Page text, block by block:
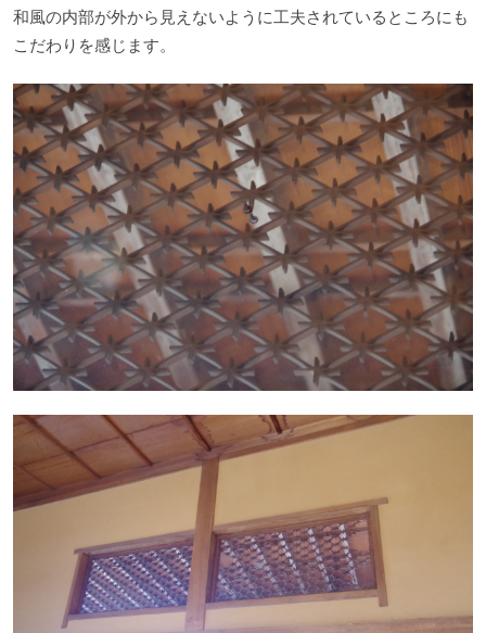
和風の内部が外から見えないように工夫されているところにも
こだわりを感じます。